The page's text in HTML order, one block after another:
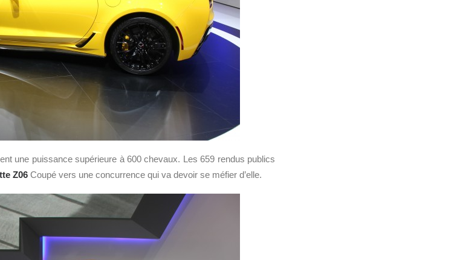
une puissance supérieure à 600 chevaux. Les 659 rendus publics
Z06 Coupé vers une concurrence qui va devoir se méfier d’elle.